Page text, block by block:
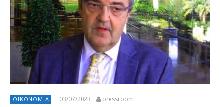
ΟΙΚΟΝΟΜΊΑ 03/07/2023 pressroom